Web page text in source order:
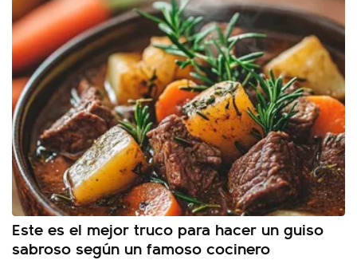
Este es el mejor truco para hacer un guiso
sabroso según un famoso cocinero